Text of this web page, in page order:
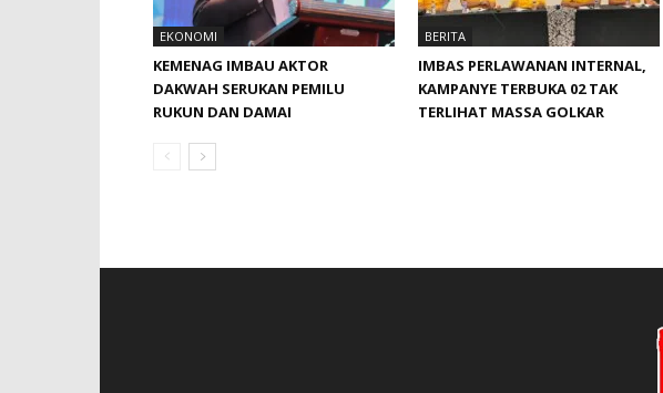
EKONOMI
KEMENAG IMBAU AKTOR
DAKWAH SERUKAN PEMILU
RUKUN DAN DAMAI
BERITA
IMBAS PERLAWANAN INTERNAL,
KAMPANYE TERBUKA 02 TAK
TERLIHAT MASSA GOLKAR